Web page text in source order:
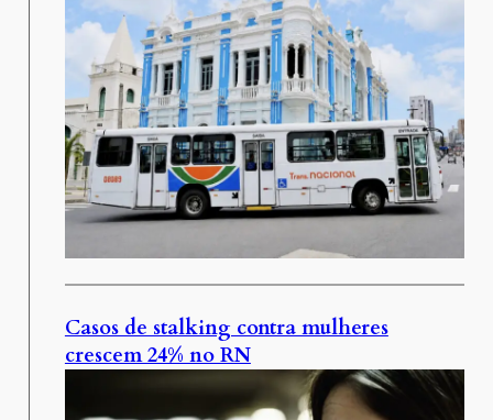
Casos de stalking contra mulheres
crescem 24% no RN